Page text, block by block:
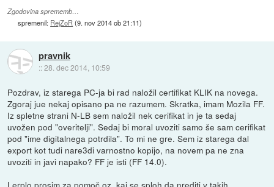
Zgodovina sprememb…
spremenil: RejZoR (9. nov 2014 ob 21:11)
pravnik
::28. dec 2014, 10:59
Pozdrav, iz starega PC-ja bi rad naložil certifikat KLIK na novega.
Zgoraj jue nekaj opisano pa ne razumem. Skratka, imam Mozila FF.
Iz spletne strani N-LB sem naložil nek cerifikat in je ta sedaj
uvožen pod "overitelji". Sedaj bi moral uvoziti samo še sam cerifikat
pod "ime digitalnega potrdila". To mi ne gre. Sem iz starega dal
export kot tudi nare3di varnostno kopijo, na novem pa ne zna
uvoziti in javi napako? FF je isti (FF 14.0).
Lerplo prosim za pomoč oz. kaj se sploh da nrediti v takih